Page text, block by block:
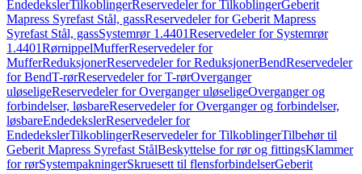
EndedekslerTilkoblingerReservedeler for TilkoblingerGeberit
Mapress Syrefast Stål, gassReservedeler for Geberit Mapress
Syrefast Stål, gassSystemrør 1.4401Reservedeler for Systemrør
1.4401RørnippelMufferReservedeler for
MufferReduksjonerReservedeler for ReduksjonerBendReservedeler
for BendT-rørReservedeler for T-rørOverganger
uløseligeReservedeler for Overganger uløseligeOverganger og
forbindelser, løsbareReservedeler for Overganger og forbindelser,
løsbareEndedekslerReservedeler for
EndedekslerTilkoblingerReservedeler for TilkoblingerTilbehør til
Geberit Mapress Syrefast StålBeskyttelse for rør og fittingsKlammer
for rørSystempakningerSkruesett til flensforbindelserGeberit